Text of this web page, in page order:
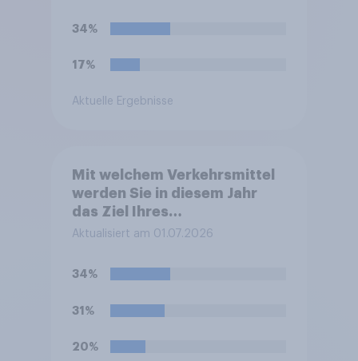
34%
17%
Aktuelle Ergebnisse
Mit welchem Verkehrsmittel
werden Sie in diesem Jahr
das Ziel Ihres
Sommerurlaubes erreichen?
Verkehrsmittel aus, mit dem
Ihrem Ziel zurücklegen.
Aktualisiert am 01.07.2026
34%
31%
20%